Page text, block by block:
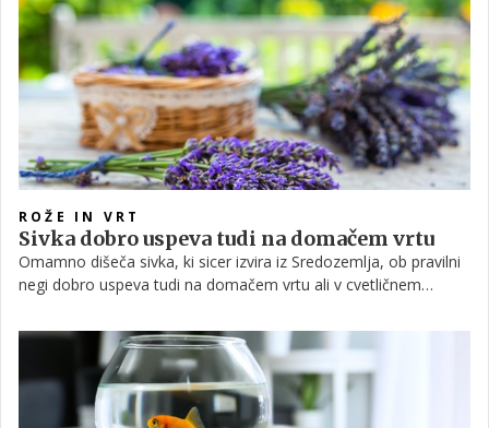
pridnih delavcev potrgajo grozdje, se poveselijo in nazdravijo
na uspešno trgatev, jih namreč že čaka nova naloga – pridelek
spremeniti v vino! Več o tem, kako poteka trgatev, nam je
zaupala Daša Kastelic iz vinarstva Puklavec Family Wines.
ROŽE IN VRT
Sivka dobro uspeva tudi na domačem vrtu
Omamno dišeča sivka, ki sicer izvira iz Sredozemlja, ob pravilni
negi dobro uspeva tudi na domačem vrtu ali v cvetličnem
poletja, odvisno od sorte, njeni cvetovi pa so uporabni tako za
dekoracijo kot celo v kulinariki. Četudi jo gojite le za okras, je
po cvetenju ne pozabite obrezati. Še nekaj zanimivosti in
koristnih nasvetov o sivki, pa najdete v nadaljevanju.